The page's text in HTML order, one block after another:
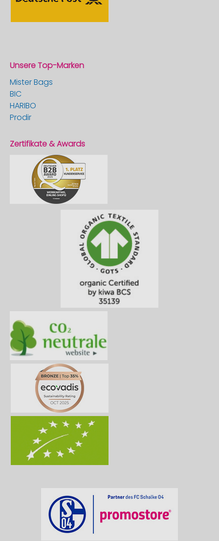
Unsere Top-Marken
Mister Bags
BIC
HARIBO
Prodir
Zertifikate & Awards